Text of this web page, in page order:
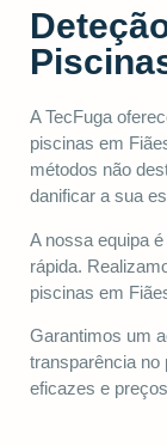
A TecFuga
piscinas em
métodos não
danificar a sua
A nossa equipa
rápida.
piscinas em
Garantimos um
transparência no
eficazes e